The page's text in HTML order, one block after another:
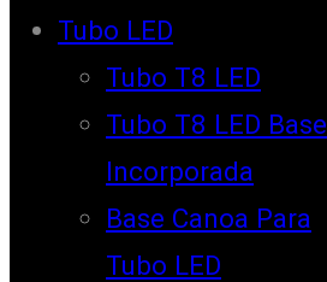
Tubo LED
Tubo T8 LED
Tubo T8 LED Base
Incorporada
Base Canoa Para
Tubo LED